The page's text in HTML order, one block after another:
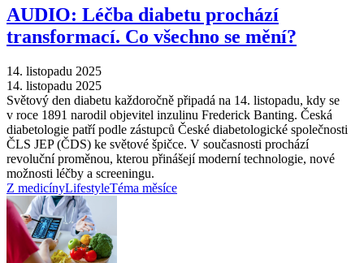
AUDIO: Léčba diabetu prochází
transformací. Co všechno se mění?
14. listopadu 2025
14. listopadu 2025
Světový den diabetu každoročně připadá na 14. listopadu, kdy se
v roce 1891 narodil objevitel inzulinu Frederick Banting. Česká
diabetologie patří podle zástupců České diabetologické společnosti
ČLS JEP (ČDS) ke světové špičce. V současnosti prochází
revoluční proměnou, kterou přinášejí moderní technologie, nové
možnosti léčby a screeningu.
Z medicínyLifestyleTéma měsíce